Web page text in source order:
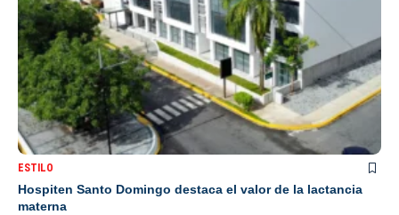
ESTILO
Hospiten Santo Domingo destaca el valor de la lactancia
materna